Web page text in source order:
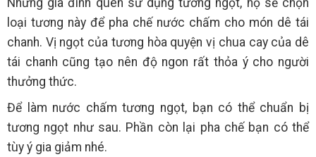
loại tương này để pha chế nước chấm cho món dê tái
chanh. Vị ngọt của tương hòa quyện vị chua cay của dê
tái chanh cũng tạo nên độ ngon rất thỏa ý cho người
thưởng thức.
Để làm nước chấm tương ngọt, bạn có thể chuẩn bị
tương ngọt như sau. Phần còn lại pha chế bạn có thể
tùy ý gia giảm nhé.